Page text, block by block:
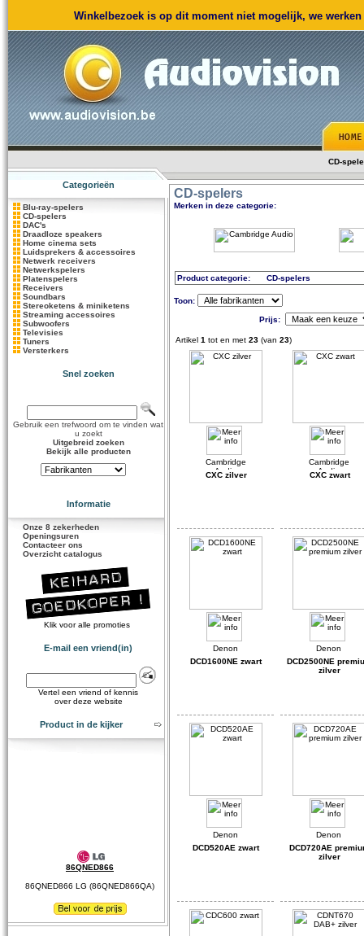
Winkelbezoek is op dit moment niet mogelijk, we
CD-
Categorieën
Blu-ray-spelers
CD-spelers
DAC's
Draadloze speakers
Home cinema sets
Luidsprekers & accessoires
Netwerk receivers
Netwerkspelers
Platenspelers
Receivers
Soundbars
Stereoketens & miniketens
Streaming accessoires
Subwoofers
Televisies
Tuners
Versterkers
Snel zoeken
Gebruik een trefwoord om te vinden wat
u zoekt
Uitgebreid zoeken
Bekijk alle producten
Informatie
Onze 8 zekerheden
Openingsuren
Contacteer ons
Overzicht catalogus
Klik voor alle promoties
E-mail een vriend(in)
Vertel een vriend of kennis
over deze website
Product in de kijker
86QNED866
86QNED866 LG (86QNED866QA)
CD-spelers
Merken in deze categorie:
Product categorie: CD-spelers
Toon:
Prijs:
Artikel 1 tot en met 23 (van 23)
CXC zilver CXC zwart
DCD1600NE zwart
DCD2500NE
zilver
DCD520AE zwart
DCD720AE
zilver